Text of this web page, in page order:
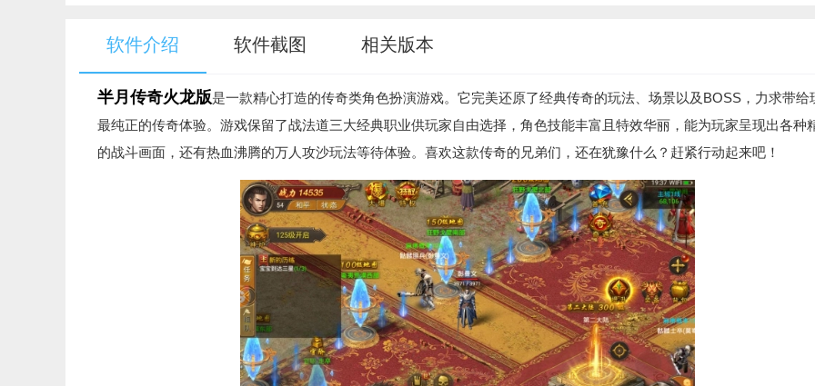
软件介绍 软件截图 相关版本
半月传奇火龙版是一款精心打造的传奇类角色扮演游戏。它完美还原了经典传奇的玩法、场景以及BOSS，力求带给
最纯正的传奇体验。游戏保留了战法道三大经典职业供玩家自由选择，角色技能丰富且特效华丽，能为玩家呈现出各种
的战斗画面，还有热血沸腾的万人攻沙玩法等待体验。喜欢这款传奇的兄弟们，还在犹豫什么？赶紧行动起来吧！